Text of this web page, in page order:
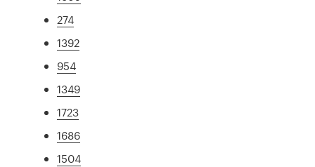
274
1392
954
1349
1723
1686
1504